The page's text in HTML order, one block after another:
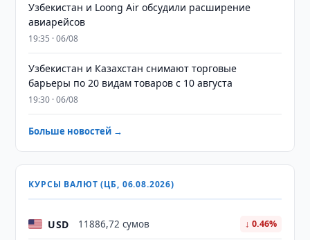
Узбекистан и Loong Air обсудили расширение
авиарейсов
19:35 · 06/08
Узбекистан и Казахстан снимают торговые
барьеры по 20 видам товаров с 10 августа
19:30 · 06/08
Больше новостей →
КУРСЫ ВАЛЮТ (ЦБ, 06.08.2026)
USD 11886,72 сумов ↓ 0.46%